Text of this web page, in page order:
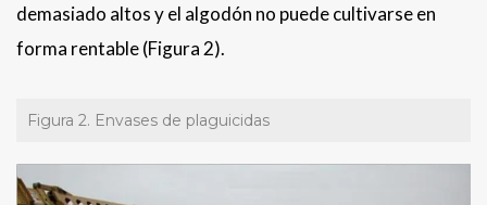
demasiado altos y el algodón no puede cultivarse en
forma rentable(Figura 2).
Figura 2. Envases de plaguicidas